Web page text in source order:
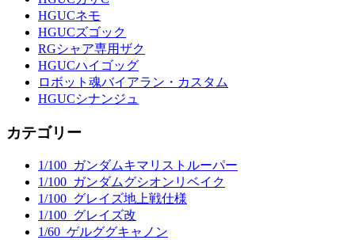
HGUCネモ
HGUCズゴック
RGシャア専用ザク
HGUCハイゴッグ
ロボット魂バイアラン・カスタム
HGUCシナンジュ
カテゴリー
1/100_ガンダムキマリストルーパー
1/100_ガンダムグシオンリベイク
1/100_グレイズ地上戦仕様
1/100_グレイズ改
1/60_ゲルググキャノン